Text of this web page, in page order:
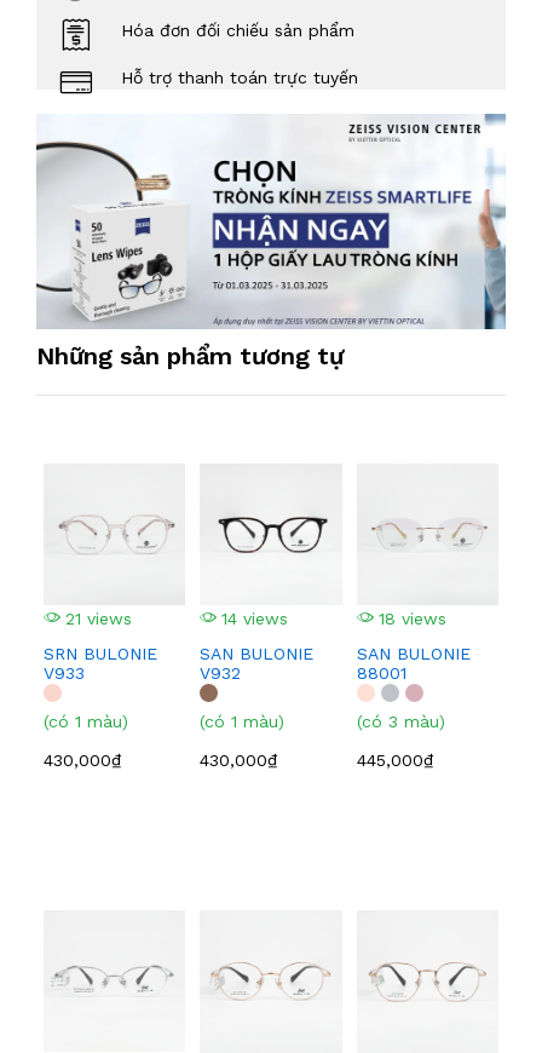
Hóa đơn đối chiếu sản phẩm
Hỗ trợ thanh toán trực tuyến
Những sản phẩm tương tự
21 views
SRN BULONIE
V933
(có 1 màu)
430,000₫
14 views
SAN BULONIE
V932
(có 1 màu)
430,000₫
18 views
SAN BULONIE
88001
(có 3 màu)
445,000₫